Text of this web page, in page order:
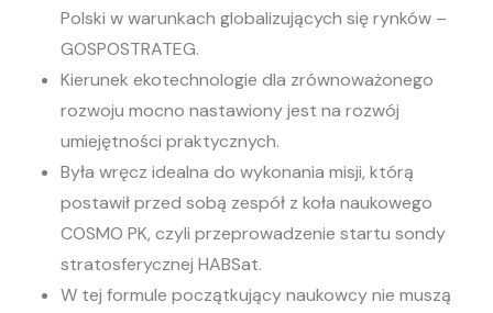
Polski w warunkach globalizujących się rynków –
GOSPOSTRATEG.
Kierunek ekotechnologie dla zrównoważonego
rozwoju mocno nastawiony jest na rozwój
umiejętności praktycznych.
Była wręcz idealna do wykonania misji, którą
postawił przed sobą zespół z koła naukowego
COSMO PK, czyli przeprowadzenie startu sondy
stratosferycznej HABSat.
W tej formule początkujący naukowcy nie muszą